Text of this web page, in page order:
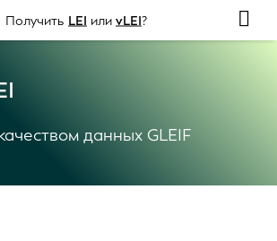
Получить LEI или vLEI?
данных GLEIF